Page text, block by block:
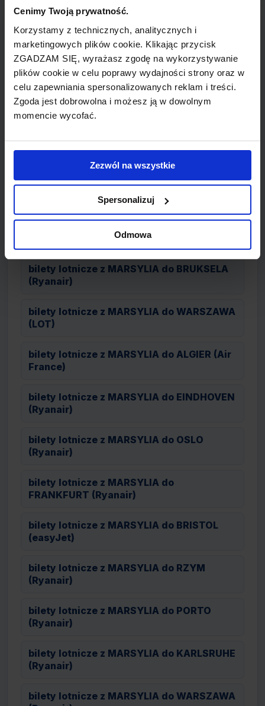
Cenimy Twoją prywatność.
Korzystamy z technicznych, analitycznych i
marketingowych plików cookie. Klikając przycisk
ZGADZAM SIĘ, wyrażasz zgodę na wykorzystywanie
plików cookie w celu poprawy wydajności strony oraz w
celu zapewniania spersonalizowanych reklam i treści.
Zgoda jest dobrowolna i możesz ją w dowolnym
momencie wycofać.
Zezwól na wszystkie
Spersonalizuj
Odmowa
MARSYLIA popularne wyloty
bilety lotnicze z MARSYLIA do PRAGA
(Czech Airlines)
bilety lotnicze z MARSYLIA do LIVERPOOL
(easyJet)
bilety lotnicze z MARSYLIA do MALTA (Air
Malta)
bilety lotnicze z MARSYLIA do DUBLIN
bilety lotnicze z MARSYLIA do BRUKSELA
(Ryanair)
bilety lotnicze z MARSYLIA do WARSZAWA
(LOT)
bilety lotnicze z MARSYLIA do ALGIER (Air
France)
bilety lotnicze z MARSYLIA do EINDHOVEN
(Ryanair)
bilety lotnicze z MARSYLIA do OSLO
(Ryanair)
bilety lotnicze z MARSYLIA do
FRANKFURT (Ryanair)
bilety lotnicze z MARSYLIA do BRISTOL
(easyJet)
bilety lotnicze z MARSYLIA do RZYM
(Ryanair)
bilety lotnicze z MARSYLIA do PORTO
(Ryanair)
bilety lotnicze z MARSYLIA do KARLSRUHE
(Ryanair)
bilety lotnicze z MARSYLIA do WARSZAWA